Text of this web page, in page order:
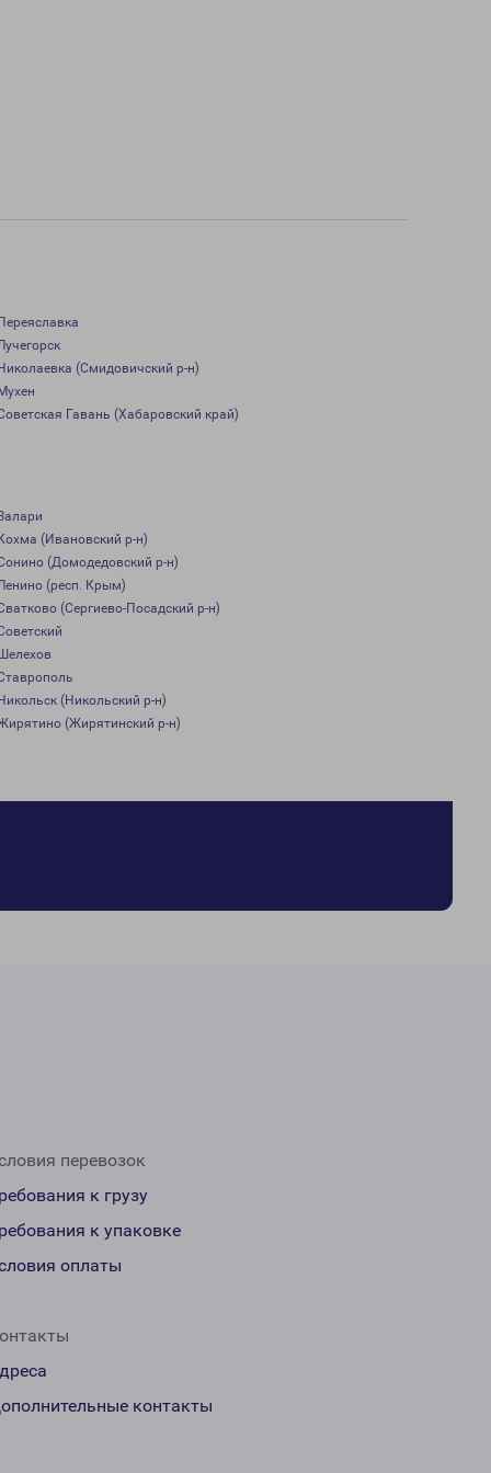
(Смидовичский р-н)
Гавань (Хабаровский край)
(Ивановский р-н)
(Домодедовский р-н)
(респ. Крым)
(Сергиево-Посадский р-н)
(Никольский р-н)
(Жирятинский р-н)
перевозок
к грузу
к упаковке
оплаты
контакты